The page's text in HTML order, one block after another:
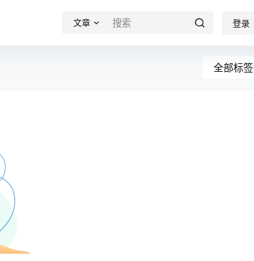
文章 登录
全部标签